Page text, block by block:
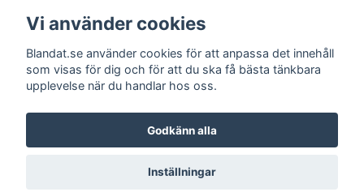
Kontakt
Köpvillkor
© 2026 Blandat.se
Vi använder cookies
Blandat.se använder cookies för att anpassa det innehåll
som visas för dig och för att du ska få bästa tänkbara
upplevelse när du handlar hos oss.
Godkänn alla
Inställningar